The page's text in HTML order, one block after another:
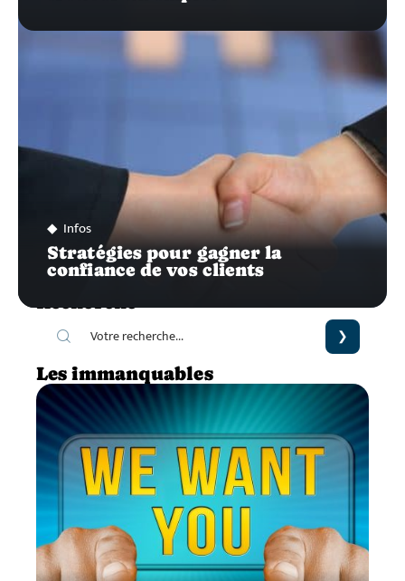
Infos
Stratégies pour gagner la
confiance de vos clients
Recherche
Les immanquables